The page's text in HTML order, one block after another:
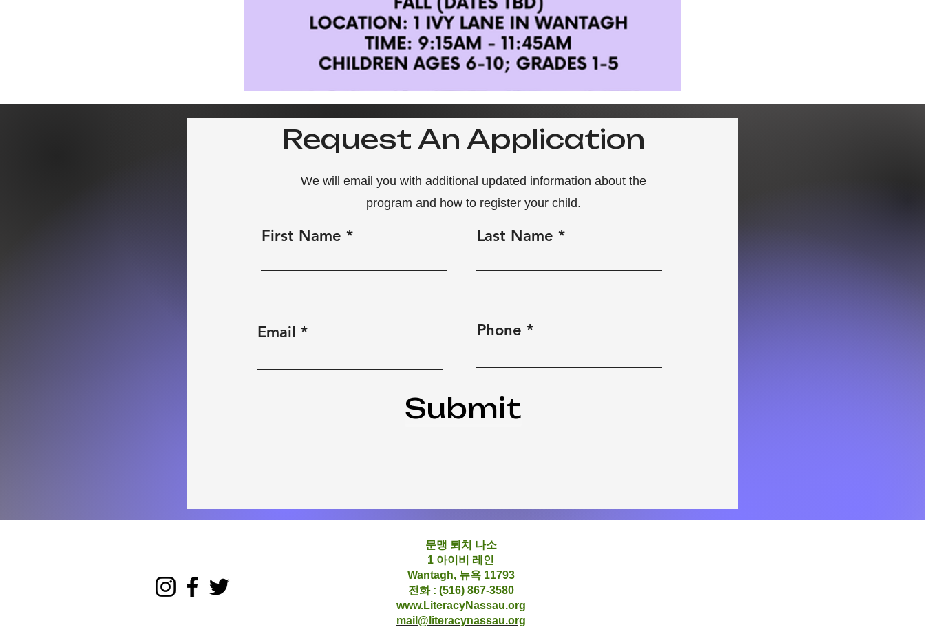
Request An Application
We will email you with additional updated information about the
program and how to register your child.
First Name Last Name
Email Phone
Submit
문맹 퇴치 나소
1 아이비 레인
Wantagh, 뉴욕 11793
전화 : (516) 867-3580
www.LiteracyNassau.org
mail@literacynassau.org